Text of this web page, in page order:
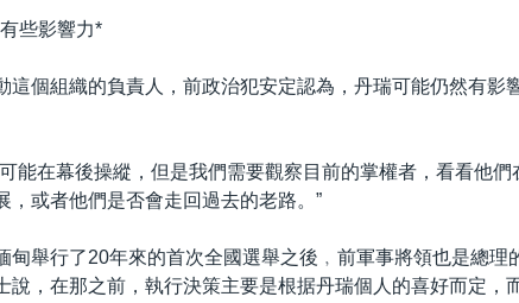
些影響力*
這個組織的負責人，前政治犯安定認為，丹瑞可能仍然有影
能在幕後操縱，但是我們需要觀察目前的掌權者，看看他們
，或者他們是否會走回過去的老路。”
甸舉行了20年來的首次全國選舉之後﹐前軍事將領也是總理
說，在那之前，執行決策主要是根据丹瑞個人的喜好而定，